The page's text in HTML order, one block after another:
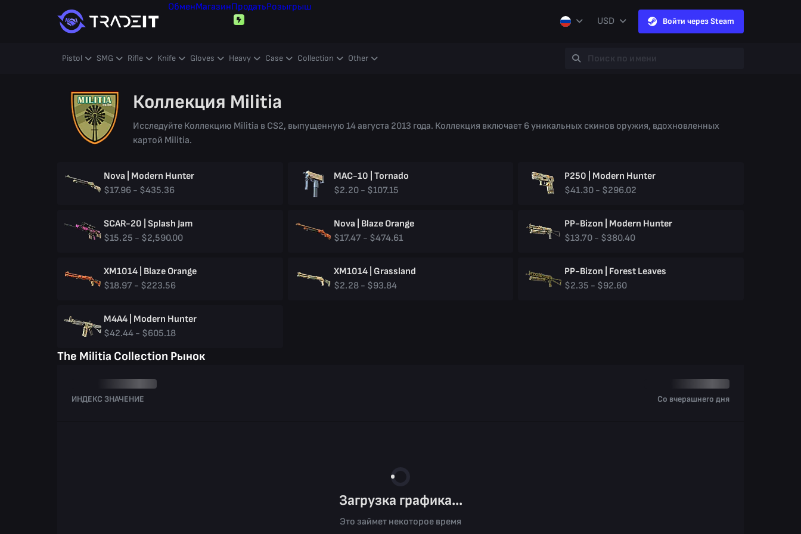
ОбменМагазинПродатьРозыгрыш
USD
Войти через Steam
Pistol SMG Rifle Knife Gloves Heavy Case Collection Other
Коллекция Militia
Исследуйте Коллекцию Militia в CS2, выпущенную 14 августа 2013 года. Коллекция включает 6 уникальных скинов оружия, вдохновленных
картой Militia.
Nova | Modern Hunter
$17.96 - $435.36
MAC-10 | Tornado
$2.20 - $107.15
P250 | Modern Hunter
$41.30 - $296.02
SCAR-20 | Splash Jam
$15.25 - $2,590.00
Nova | Blaze Orange
$17.47 - $474.61
PP-Bizon | Modern Hunter
$13.70 - $380.40
XM1014 | Blaze Orange
$18.97 - $223.56
XM1014 | Grassland
$2.28 - $93.84
PP-Bizon | Forest Leaves
$2.35 - $92.60
M4A4 | Modern Hunter
$42.44 - $605.18
The Militia Collection Рынок
ИНДЕКС ЗНАЧЕНИЕ Со вчерашнего дня
Загрузка графика...
Это займет некоторое время